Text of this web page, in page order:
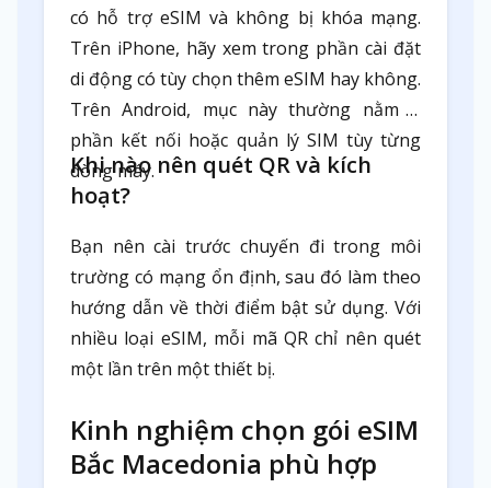
có hỗ trợ eSIM và không bị khóa mạng.
Trên iPhone, hãy xem trong phần cài đặt
di động có tùy chọn thêm eSIM hay không.
Trên Android, mục này thường nằm ở
phần kết nối hoặc quản lý SIM tùy từng
dòng máy.
Khi nào nên quét QR và kích
hoạt?
Bạn nên cài trước chuyến đi trong môi
trường có mạng ổn định, sau đó làm theo
hướng dẫn về thời điểm bật sử dụng. Với
nhiều loại eSIM, mỗi mã QR chỉ nên quét
một lần trên một thiết bị.
Kinh nghiệm chọn gói eSIM
Bắc Macedonia phù hợp